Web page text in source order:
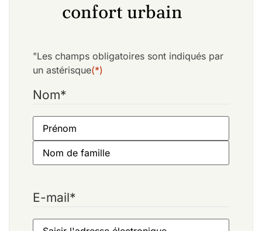
confort urbain
"Les champs obligatoires sont indiqués par
un astérisque(*)
Nom*
E-mail*